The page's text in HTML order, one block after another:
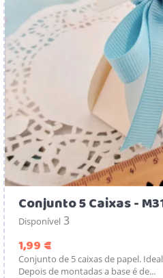
Conjunto 5 Caixas -
Disponível 3
1,99 €
Conjunto de 5 caixas de papel.
Depois de montadas a base é de...